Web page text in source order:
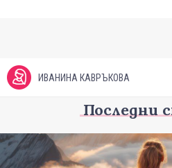
ИВАНИНА КАВРЪКОВА
Последни